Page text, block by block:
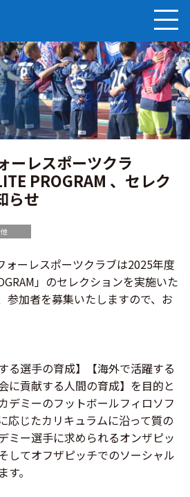
ーレスポーツクラ
PROGRAM 、セレク
らせ
ォーレスポーツクラブは2025年度
」のセレクションを実施いた
参加者を募集いたしますので、お
る選手の育成】【海外で活躍する
に貢献する人間の育成】を目的と
デミーのフットボールフィロソフ
応じたカリキュラムに沿って質の
ミー選手に求められるオンザピッ
してオフザピッチでのソーシャル
。